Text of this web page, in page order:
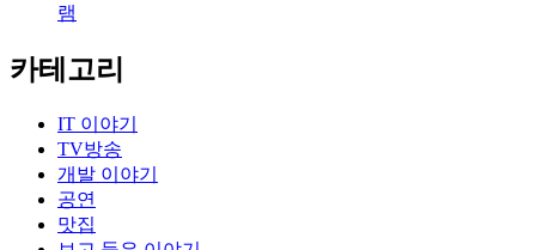
램
카테고리
IT 이야기
TV방송
개발 이야기
공연
맛집